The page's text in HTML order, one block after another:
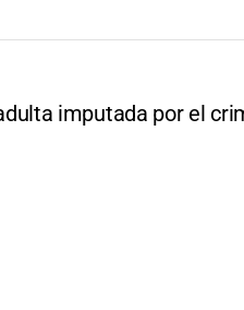
imputada por el